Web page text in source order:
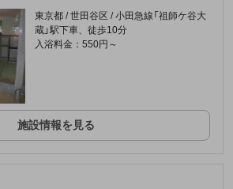
東京都 / 世田谷区 / 小田急線「祖師ケ谷大
蔵」駅下車、徒歩10分
入浴料金：550円～
施設情報を見る